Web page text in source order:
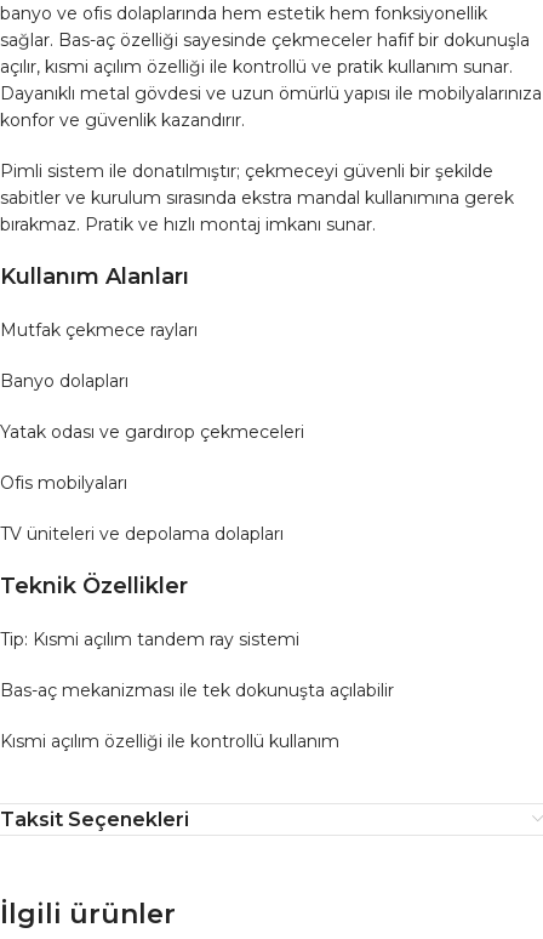
banyo ve ofis dolaplarında hem estetik hem fonksiyonellik
sağlar. Bas-aç özelliği sayesinde çekmeceler hafif bir dokunuşla
açılır, kısmi açılım özelliği ile kontrollü ve pratik kullanım sunar.
Dayanıklı metal gövdesi ve uzun ömürlü yapısı ile mobilyalarınıza
konfor ve güvenlik kazandırır.
Pimli sistem ile donatılmıştır; çekmeceyi güvenli bir şekilde
sabitler ve kurulum sırasında ekstra mandal kullanımına gerek
bırakmaz. Pratik ve hızlı montaj imkanı sunar.
Kullanım Alanları
Mutfak çekmece rayları
Banyo dolapları
Yatak odası ve gardırop çekmeceleri
Ofis mobilyaları
TV üniteleri ve depolama dolapları
Teknik Özellikler
Tip: Kısmi açılım tandem ray sistemi
Bas-aç mekanizması ile tek dokunuşta açılabilir
Kısmi açılım özelliği ile kontrollü kullanım
Taksit Seçenekleri
İlgili ürünler